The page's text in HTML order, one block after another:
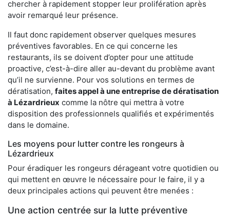
chercher à rapidement stopper leur prolifération après
avoir remarqué leur présence.
Il faut donc rapidement observer quelques mesures
préventives favorables. En ce qui concerne les
restaurants, ils se doivent d’opter pour une attitude
proactive, c’est-à-dire aller au-devant du problème avant
qu’il ne survienne. Pour vos solutions en termes de
dératisation, faites appel à une entreprise de dératisation
à Lézardrieux comme la nôtre qui mettra à votre
disposition des professionnels qualifiés et expérimentés
dans le domaine.
Les moyens pour lutter contre les rongeurs à
Lézardrieux
Pour éradiquer les rongeurs dérageant votre quotidien ou
qui mettent en œuvre le nécessaire pour le faire, il y a
deux principales actions qui peuvent être menées :
Une action centrée sur la lutte préventive